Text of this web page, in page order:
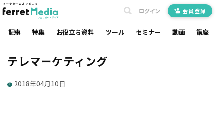
記事 特集 お役立ち資料 ツール セミナー 動画 講座
ログイン 会員登録
テレマーケティング
2018年04月10日